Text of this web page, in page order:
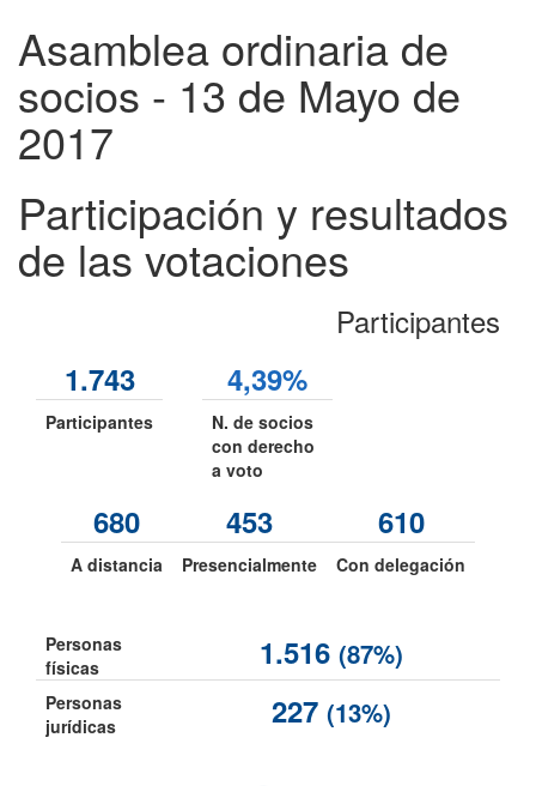
Asamblea ordinaria de
socios - 13 de Mayo de
2017
Participación y resultados
de las votaciones
Participantes
1.743
Participantes
4,39%
N. de socios
con derecho
a voto
680 453 610
A distancia Presencialmente Con delegación
Personas
físicas
1.516 (87%)
Personas
jurídicas
227 (13%)